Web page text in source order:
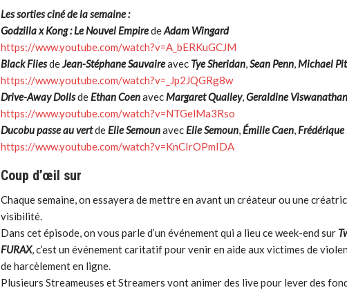
Les sorties ciné de la semaine :
Godzilla x Kong : Le Nouvel EmpiredeAdam Wingard
https://www.youtube.com/watch?v=A_bERKuGCJM
Black FliesdeJean-Stéphane Sauvaireavec Tye Sheridan,Sean Penn,Michael
https://www.youtube.com/watch?v=_Jp2JQGRg8w
Drive-Away DollsdeEthan CoenavecMargaret Qualley,Geraldine Viswanathan
https://www.youtube.com/watch?v=NTGelMa3Rso
Ducobu passe au vertdeElie SemounavecElie Semoun,Émilie Caen,Frédérique
https://www.youtube.com/watch?v=KnCIrOPmIDA
Coup d’œil sur
Chaque semaine, on essayera de mettre en avant un créateur ou une
visibilité.
Dans cet épisode, on vous parle d’un événement qui a lieu ce week-end sur
FURAX, c’est un événement caritatif pour venir en aide aux victimes de
de harcèlement en ligne.
Plusieurs Streameuses et Streamers vont animer des live pour lever des